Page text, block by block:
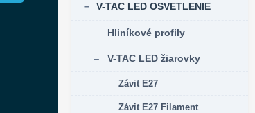
V-TAC LED OSVETLENIE
Hliníkové profily
V-TAC LED žiarovky
Závit E27
Závit E27 Filament